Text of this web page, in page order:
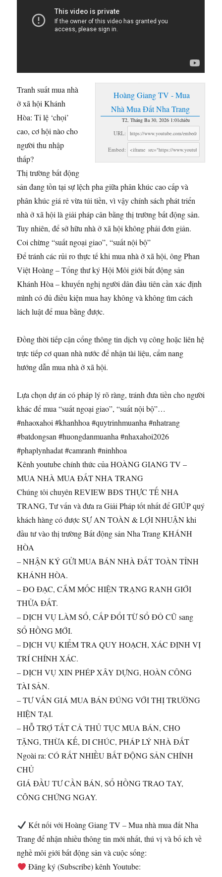
Hoàng Giang TV - Mua
Nhà Mua Đất Nha Trang
T2, Tháng Ba 30, 2026 1:01chiều
URL:
Embed:
Tranh suất mua nhà
ở xã hội Khánh
Hòa: Tỉ lệ ‘chọi’
cao, cơ hội nào cho
người thu nhập
thấp?
Thị trường bất động
sản đang tồn tại sự lệch pha giữa phân khúc cao cấp và
phân khúc giá rẻ vừa túi tiền, vì vậy chính sách phát triển
nhà ở xã hội là giải pháp cân bằng thị trường bất động sản.
Tuy nhiên, để sở hữu nhà ở xã hội không phải đơn giản.
Coi chừng “suất ngoại giao”, “suất nội bộ”
Để tránh các rủi ro thực tế khi mua nhà ở xã hội, ông Phan
Việt Hoàng – Tổng thư ký Hội Môi giới bất động sản
Khánh Hòa – khuyến nghị người dân đầu tiên cần xác định
mình có đủ điều kiện mua hay không và không tìm cách
lách luật để mua bằng được.
Đồng thời tiếp cận cổng thông tin dịch vụ công hoặc liên hệ
trực tiếp cơ quan nhà nước để nhận tài liệu, cẩm nang
hướng dẫn mua nhà ở xã hội.
Lựa chọn dự án có pháp lý rõ ràng, tránh đưa tiền cho người
khác để mua “suất ngoại giao”, “suất nội bộ”…
#nhaoxahoi #khanhhoa #quytrinhmuanha #nhatrang
#batdongsan #huongdanmuanha #nhaxahoi2026
#phaplynhadat #camranh #ninhhoa
Kênh youtube chính thức của HOÀNG GIANG TV –
MUA NHÀ MUA ĐẤT NHA TRANG
Chúng tôi chuyên REVIEW BĐS THỰC TẾ NHA
TRANG, Tư vấn và đưa ra Giải Pháp tốt nhất để GIÚP quý
khách hàng có được SỰ AN TOÀN & LỢI NHUẬN khi
đầu tư vào thị trường Bất động sản Nha Trang KHÁNH
HÒA
– NHẬN KÝ GỬI MUA BÁN NHÀ ĐẤT TOÀN TỈNH
KHÁNH HÒA.
– ĐO ĐẠC, CẮM MỐC HIỆN TRẠNG RANH GIỚI
THỬA ĐẤT.
– DỊCH VỤ LÀM SỔ, CẤP ĐỔI TỪ SỔ ĐỎ CŨ sang
SỔ HỒNG MỚI.
– DỊCH VỤ KIỂM TRA QUY HOẠCH, XÁC ĐỊNH VỊ
TRÍ CHÍNH XÁC.
– DỊCH VỤ XIN PHÉP XÂY DỰNG, HOÀN CÔNG
TÀI SẢN.
– TƯ VẤN GIÁ MUA BÁN ĐÚNG VỚI THỊ TRƯỜNG
HIỆN TẠI.
– HỖ TRỢ TẤT CẢ THỦ TỤC MUA BÁN, CHO
TẶNG, THỪA KẾ, DI CHÚC, PHÁP LÝ NHÀ ĐẤT
Ngoài ra: CÓ RẤT NHIỀU BẤT ĐỘNG SẢN CHÍNH
CHỦ
GIÁ ĐẦU TƯ CẦN BÁN, SỔ HỒNG TRAO TAY,
CÔNG CHỨNG NGAY.
Kết nối với Hoàng Giang TV – Mua nhà mua đất Nha
Trang để nhận nhiều thông tin mới nhất, thú vị và bổ ích về
nghề môi giới bất động sản và cuộc sống:
Đăng ký (Subscribe) kênh Youtube: